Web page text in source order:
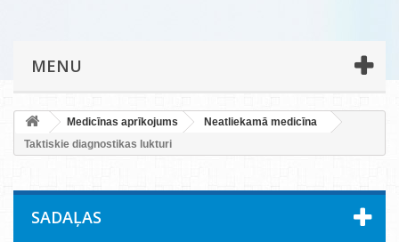
MENU
Medicīnas aprīkojums
Neatliekamā medicīna
Taktiskie diagnostikas lukturi
SADAĻAS